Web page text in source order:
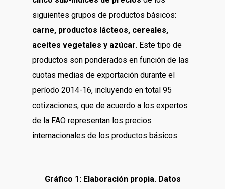
siguientes grupos de productos básicos:
carne, productos lácteos, cereales,
aceites vegetales y azúcar. Este tipo de
productos son ponderados en función de las
cuotas medias de exportación durante el
período 2014-16, incluyendo en total 95
cotizaciones, que de acuerdo a los expertos
de la FAO representan los precios
internacionales de los productos básicos.
Gráfico 1: Elaboración propia. Datos